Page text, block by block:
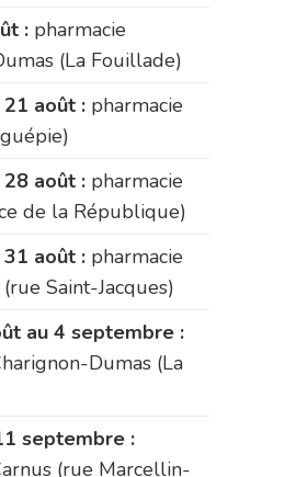
: pharmacie
(La Fouillade)
août : pharmacie
août : pharmacie
de la République)
août : pharmacie
Saint-Jacques)
au 4 septembre :
Dumas (La
septembre :
(rue Marcellin-